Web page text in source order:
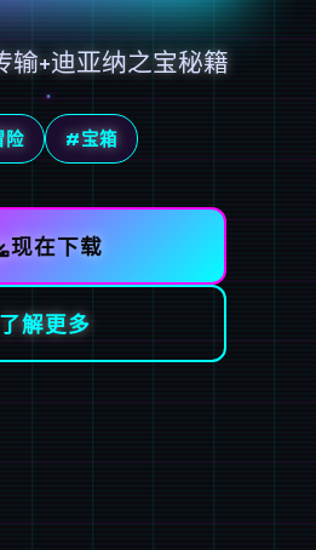
输+迪亚纳之宝秘籍
险 #宝箱
现在下载
了解更多